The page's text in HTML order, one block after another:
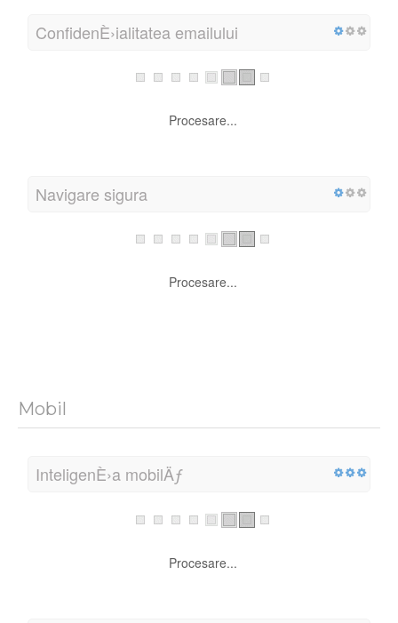
ConfidenÈ›ialitatea emailului
Procesare...
Navigare sigura
Procesare...
Mobil
InteligenÈ›a mobilÄƒ
Procesare...